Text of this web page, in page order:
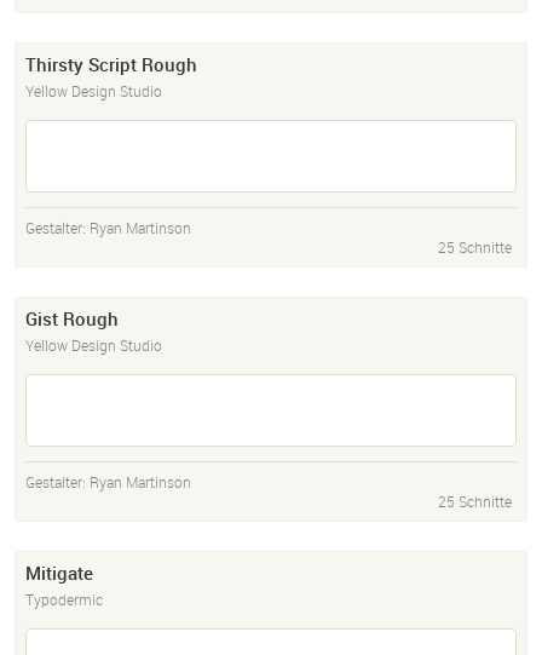
Thirsty Script Rough
Yellow Design Studio
Gestalter: Ryan Martinson
25 Schnitte
Gist Rough
Yellow Design Studio
Gestalter: Ryan Martinson
25 Schnitte
Mitigate
Typodermic